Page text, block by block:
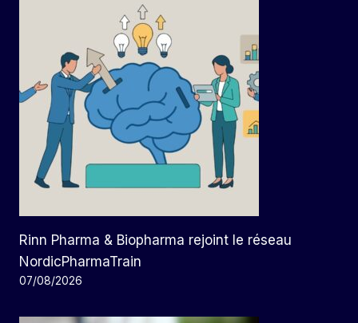
Rinn Pharma & Biopharma rejoint le réseau
NordicPharmaTrain
07/08/2026